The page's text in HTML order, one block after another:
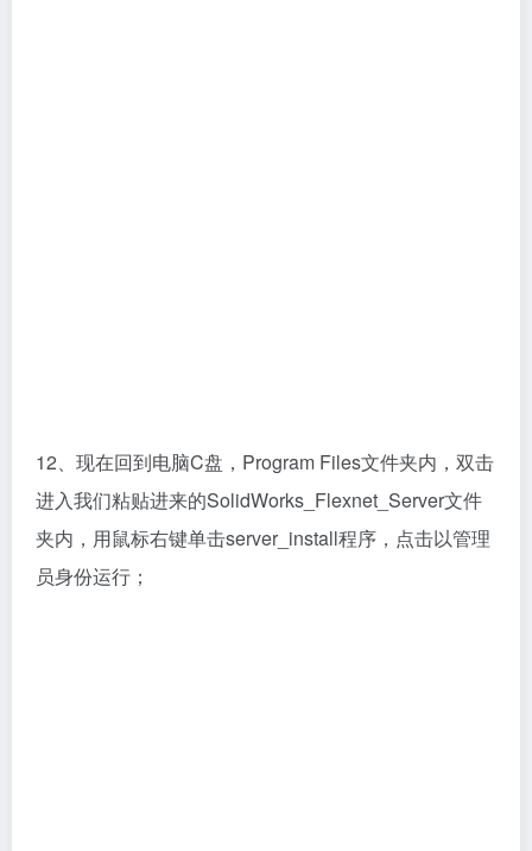
12、现在回到电脑C盘，Program Files文件夹内，双击
进入我们粘贴进来的SolidWorks_Flexnet_Server文件
夹内，用鼠标右键单击server_install程序，点击以管理
员身份运行；